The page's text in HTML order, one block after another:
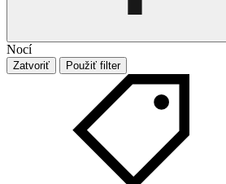
Nocí
Zatvoriť Použiť filter